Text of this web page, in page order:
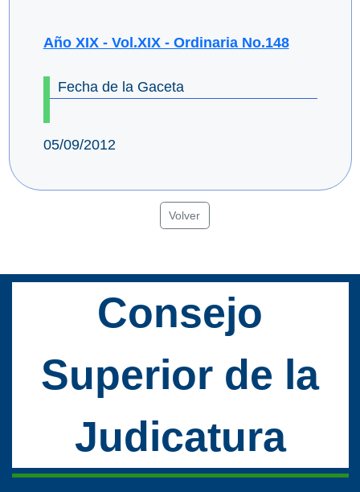
Año XIX - Vol.XIX - Ordinaria No.148
Fecha de la Gaceta
05/09/2012
Volver
Consejo
Superior de la
Judicatura